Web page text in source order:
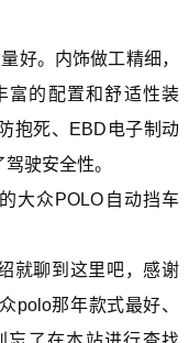
好。内饰做工精细，
富的配置和舒适性装
抱死、EBD电子制动
驶安全性。
大众POLO自动挡车
就聊到这里吧，感谢
polo那年款式最好、